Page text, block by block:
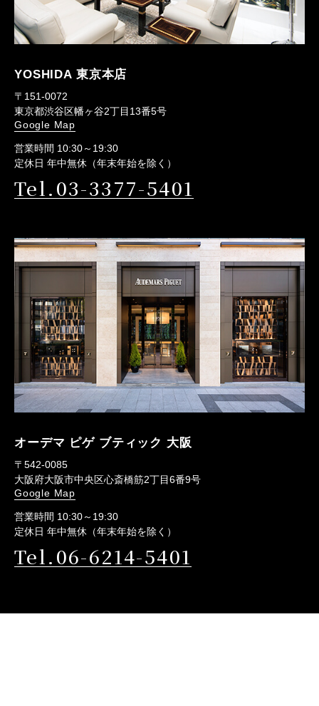
YOSHIDA 東京本店
〒151-0072
東京都渋谷区幡ヶ谷2丁目13番5号
Google Map
営業時間 10:30～19:30
定休日 年中無休（年末年始を除く）
Tel.03-3377-5401
オーデマ ピゲ ブティック 大阪
〒542-0085
大阪府大阪市中央区心斎橋筋2丁目6番9号
Google Map
営業時間 10:30～19:30
定休日 年中無休（年末年始を除く）
Tel.06-6214-5401